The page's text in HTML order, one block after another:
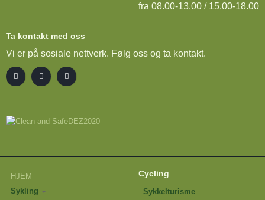
fra 08.00-13.00 / 15.00-18.00
Ta kontakt med oss
Vi er på sosiale nettverk. Følg oss og ta kontakt.
HJEM
Sykling
Cycling
Sykkelturisme